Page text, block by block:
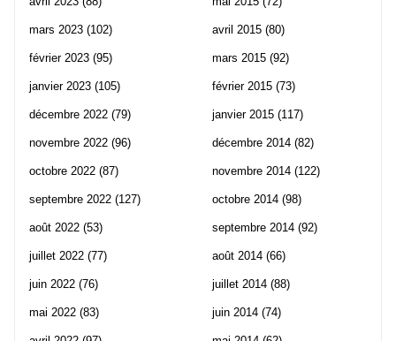
mars 2023 (102)
février 2023 (95)
janvier 2023 (105)
décembre 2022 (79)
novembre 2022 (96)
octobre 2022 (87)
septembre 2022 (127)
août 2022 (53)
juillet 2022 (77)
juin 2022 (76)
mai 2022 (83)
avril 2015 (80)
mars 2015 (92)
février 2015 (73)
janvier 2015 (117)
décembre 2014 (82)
novembre 2014 (122)
octobre 2014 (98)
septembre 2014 (92)
août 2014 (66)
juillet 2014 (88)
juin 2014 (74)